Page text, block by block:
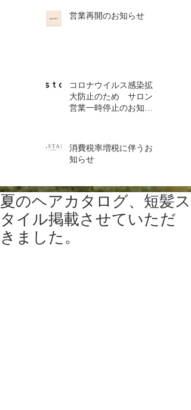
営業再開のお知らせ
コロナウイルス感染拡
大防止のため サロン
営業一時停止のお知ら
消費税率増税に伴うお
知らせ
夏のヘアカタログ、短髪ス
タイル掲載させていただ
きました。